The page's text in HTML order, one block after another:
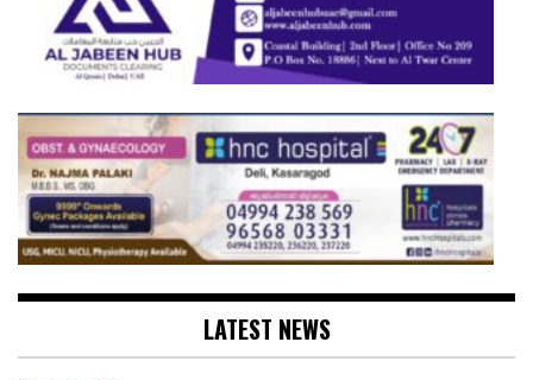
LATEST NEWS